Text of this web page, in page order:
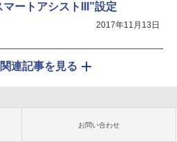
マートアシストIII”設定
2017年11月13日
連記事を見る
お問い合わせ